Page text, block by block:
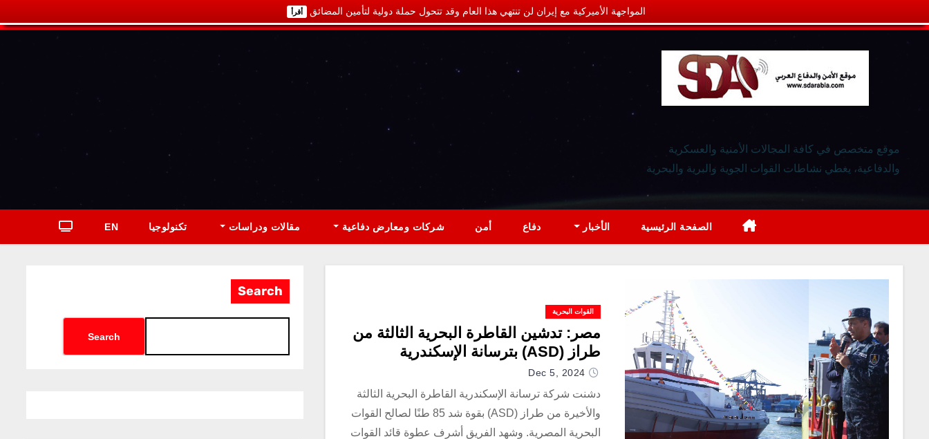
المواجهة الأميركية مع إيران لن تنتهي هذا العام وقد تتحول حملة دولية لتأمين المضائق أقرأ
موقع متخصص في كافة المجالات الأمنية والعسكرية
والدفاعية، يغطي نشاطات القوات الجوية والبرية والبحرية
الصفحة الرئيسية الأخبار دفاع أمن شركات ومعارض دفاعية مقالات ودراسات تكنولوجيا EN
القوات البحرية
مصر: تدشين القاطرة البحرية الثالثة من
طراز (ASD) بترسانة الإسكندرية
Dec 5, 2024
دشنت شركة ترسانة الإسكندرية القاطرة البحرية الثالثة
والأخيرة من طراز (ASD) بقوة شد 85 طنًا لصالح القوات
البحرية المصرية. وشهد الفريق أشرف عطوة قائد القوات
Search
Search